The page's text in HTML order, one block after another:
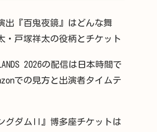
出『百鬼夜鏡』はどんな舞
・戸塚祥太の役柄とチケット
2026の配信は日本時間で
での見方と出演者タイムテ
グダムII』博多座チケットは